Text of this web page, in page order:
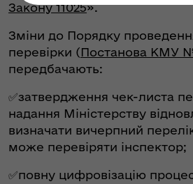
Закону 11025».
Зміни до Порядку
перевірки (Постанова КМУ
передбачають:
✅затвердження чек-листа
надання Міністерству
визначати вичерпний
може перевіряти інспектор;
✅повну цифровізацію